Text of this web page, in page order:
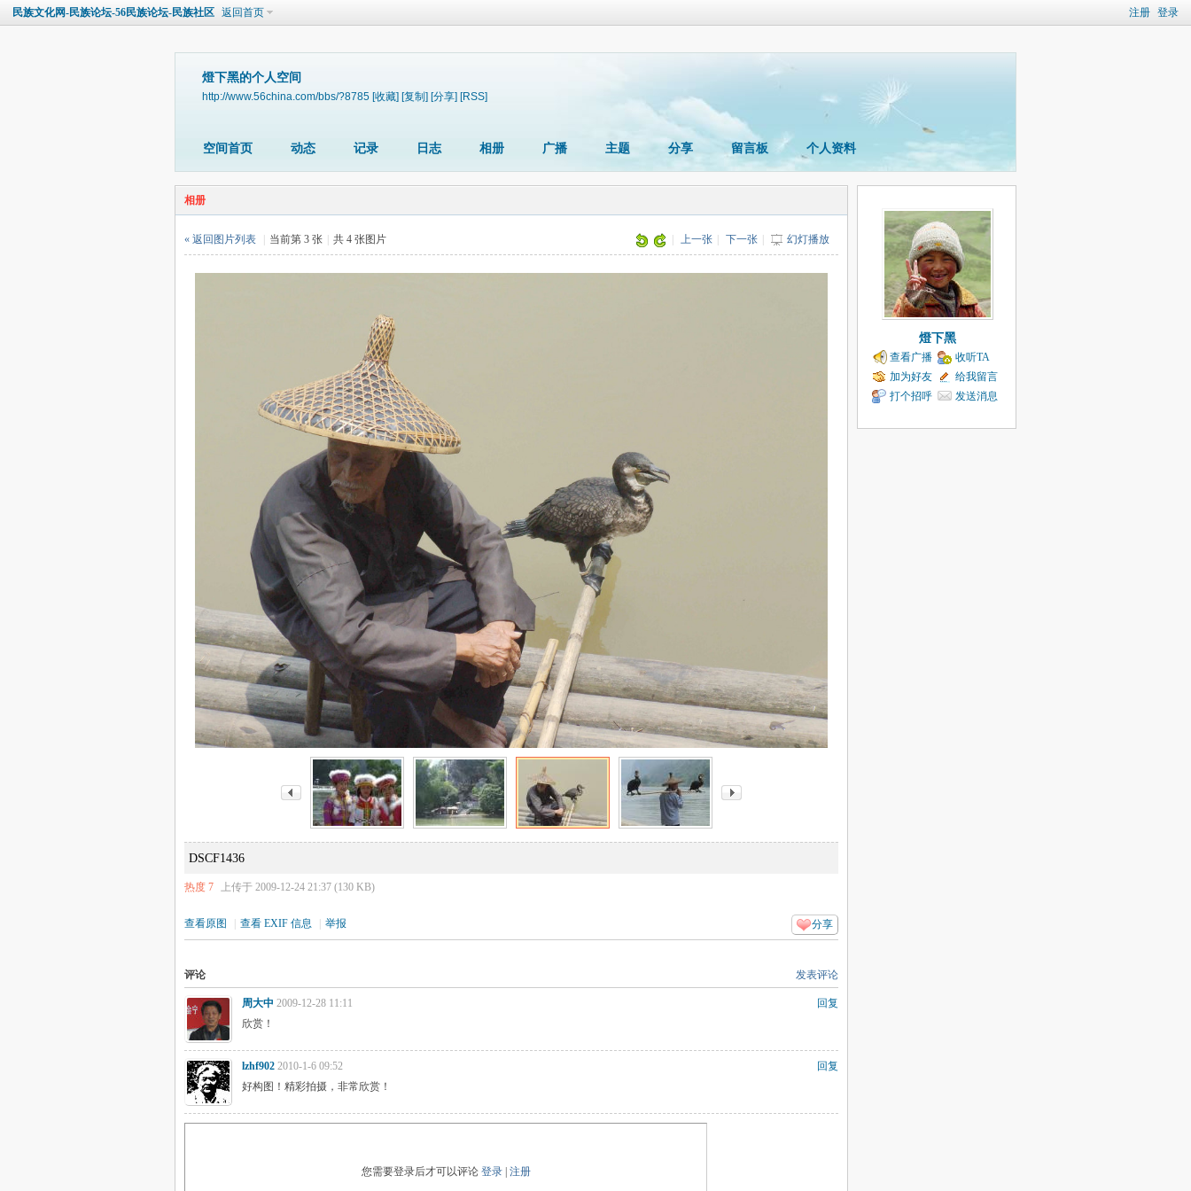
注册 登录
民族文化网-民族论坛-56民族论坛-民族社区 返回首页
燈下黑的个人空间
http://www.56china.com/bbs/?8785 [收藏] [复制] [分享] [RSS]
空间首页 动态 记录 日志 相册 广播 主题 分享 留言板 个人资料
相册
上一张 下一张 幻灯播放
« 返回图片列表 当前第 3 张 共 4 张图片
DSCF1436
热度 7 上传于 2009-12-24 21:37 (130 KB)
分享
查看原图 | 查看 EXIF 信息 | 举报
发表评论
评论
回复
周大中 2009-12-28 11:11
欣赏！
回复
lzhf902 2010-1-6 09:52
好构图！精彩拍摄，非常欣赏！
您需要登录后才可以评论 登录| 注册
燈下黑
查看广播
收听TA
加为好友
给我留言
打个招呼
发送消息